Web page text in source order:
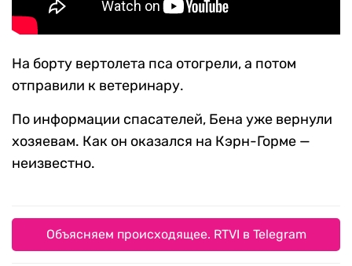
На борту вертолета пса отогрели, а потом
отправили к ветеринару.
По информации спасателей, Бена уже вернули
хозяевам. Как он оказался на Кэрн-Горме —
неизвестно.
Объясняем происходящее. RTVI в Telegram